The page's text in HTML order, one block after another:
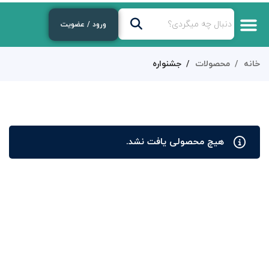
ورود / عضویت
خانه محصولات جشنواره
هیچ محصولی یافت نشد.